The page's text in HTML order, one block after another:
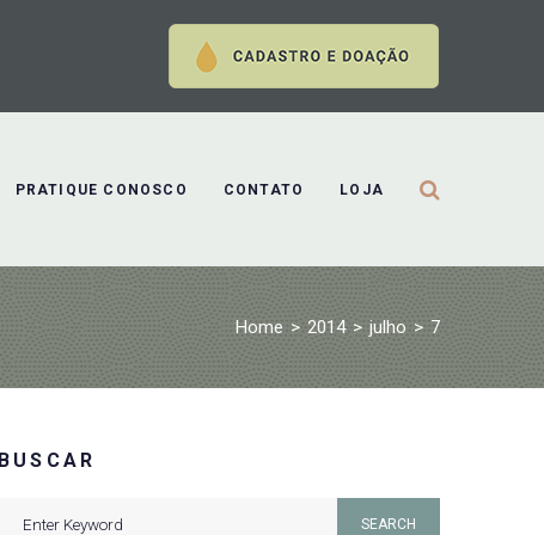
PRATIQUE CONOSCO CONTATO LOJA
Home > 2014 > julho > 7
BUSCAR
SEARCH